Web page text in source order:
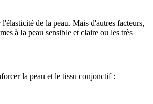
de la peau. Mais d'autres facteurs,
à la peau sensible et claire ou les très
la peau et le tissu conjonctif :